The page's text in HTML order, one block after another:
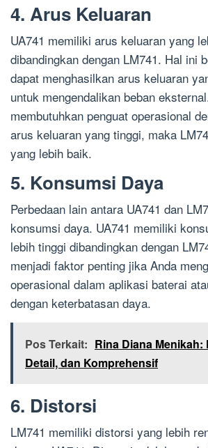
4. Arus Keluaran
UA741 memiliki arus keluaran yang
dibandingkan dengan LM741. Hal ini
dapat menghasilkan arus keluaran
untuk mengendalikan beban
membutuhkan penguat operasional
arus keluaran yang tinggi, maka
yang lebih baik.
5. Konsumsi Daya
Perbedaan lain antara UA741 dan
konsumsi daya. UA741 memiliki
lebih tinggi dibandingkan dengan
menjadi faktor penting jika Anda
operasional dalam aplikasi baterai
dengan keterbatasan daya.
Pos Terkait: Rina Diana
Detail, dan Komprehensif
6. Distorsi
LM741 memiliki distorsi yang lebih